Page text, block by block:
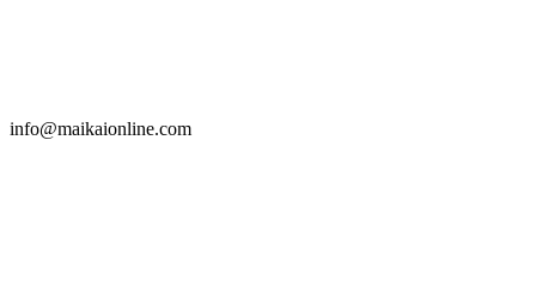
info@maikaionline.com